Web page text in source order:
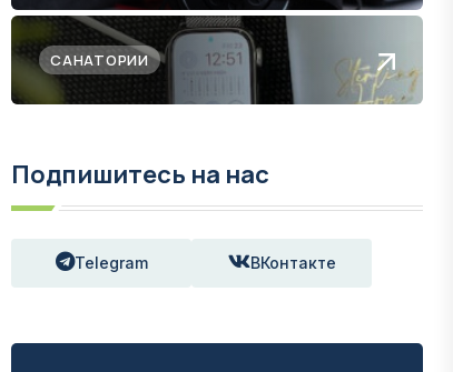
САНАТОРИИ
Подпишитесь на нас
Telegram ВКонтакте